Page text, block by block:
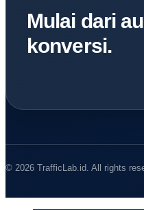
Mulai dari
konversi.
© 2026 TrafficLab.id. All rights